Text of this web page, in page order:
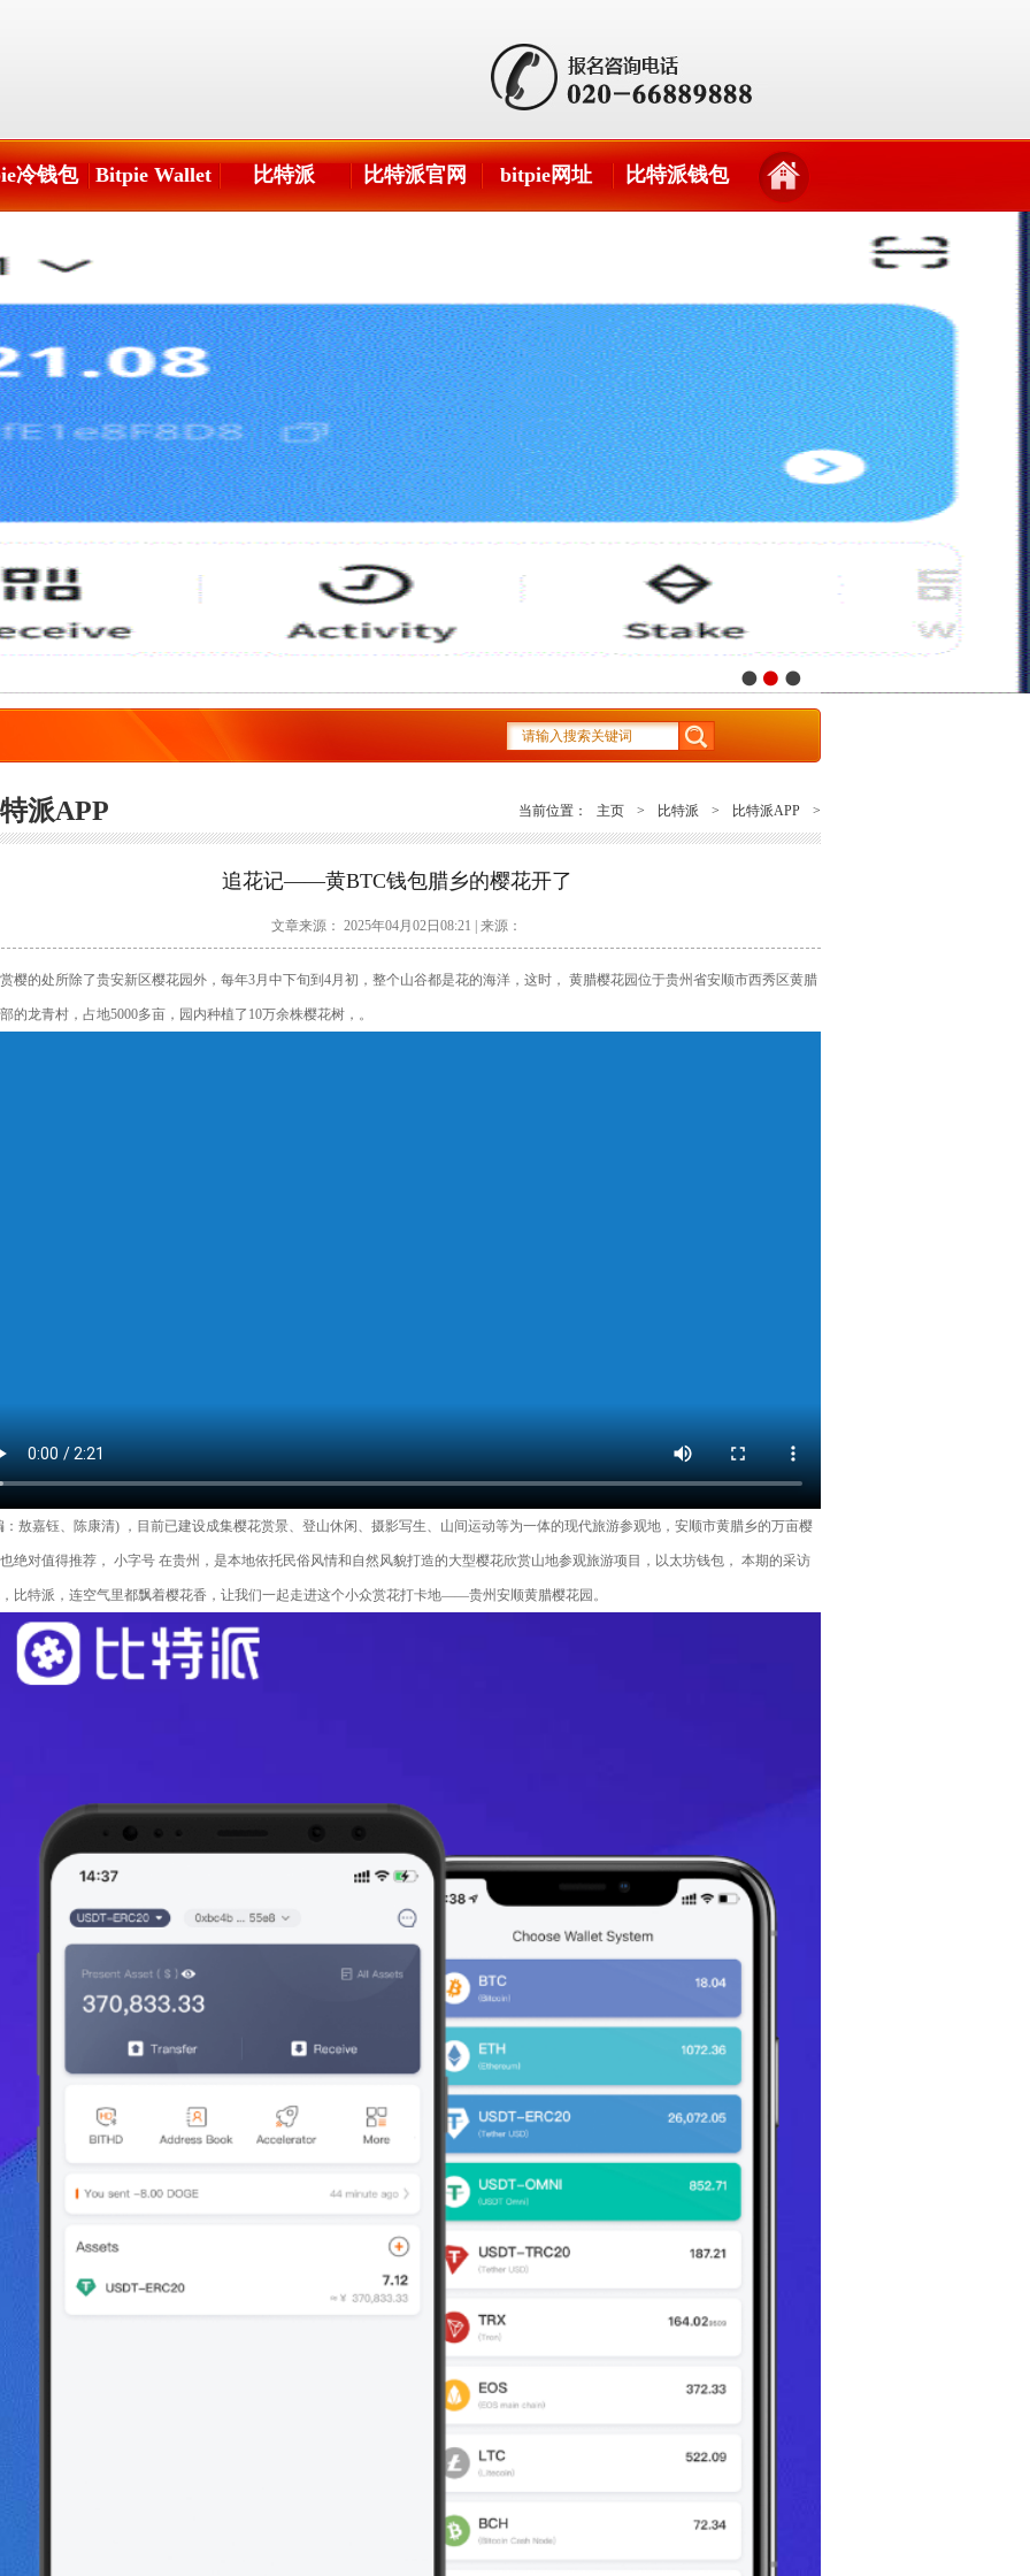
冷钱包 Bitpie Wallet 比特派 比特派官网 bitpie网址 比特派钱包
Bitpie比特派是全球领先的多链钱包，支持BTC/ETH/TRX/USDT 等多种区块链资产。使用比特派，用
派APP 当前位置： 主页 > 比特派 > 比特派APP >
追花记——黄BTC钱包腊乡的樱花开了
文章来源： 2025年04月02日08:21 | 来源：
樱的处所除了贵安新区樱花园外，每年3月中下旬到4月初，整个山谷都是花的海洋，这时， 黄腊樱花园位于贵州省安顺市西秀区黄腊
的龙青村，占地5000多亩，园内种植了10万余株樱花树，。
：敖嘉钰、陈康清) ，目前已建设成集樱花赏景、登山休闲、摄影写生、山间运动等为一体的现代旅游参观地，安顺市黄腊乡的万亩樱
绝对值得推荐， 小字号 在贵州，是本地依托民俗风情和自然风貌打造的大型樱花欣赏山地参观旅游项目，以太坊钱包， 本期的采访
比特派，连空气里都飘着樱花香，让我们一起走进这个小众赏花打卡地——贵州安顺黄腊樱花园。